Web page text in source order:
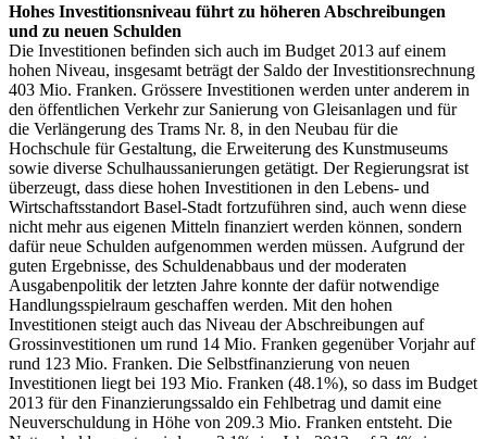
Hohes Investitionsniveau führt zu höheren Abschreibungen
und zu neuen Schulden
Die Investitionen befinden sich auch im Budget 2013 auf einem
hohen Niveau, insgesamt beträgt der Saldo der Investitionsrechnung
403 Mio. Franken. Grössere Investitionen werden unter anderem in
den öffentlichen Verkehr zur Sanierung von Gleisanlagen und für
die Verlängerung des Trams Nr. 8, in den Neubau für die
Hochschule für Gestaltung, die Erweiterung des Kunstmuseums
sowie diverse Schulhaussanierungen getätigt. Der Regierungsrat ist
überzeugt, dass diese hohen Investitionen in den Lebens- und
Wirtschaftsstandort Basel-Stadt fortzuführen sind, auch wenn diese
nicht mehr aus eigenen Mitteln finanziert werden können, sondern
dafür neue Schulden aufgenommen werden müssen. Aufgrund der
guten Ergebnisse, des Schuldenabbaus und der moderaten
Ausgabenpolitik der letzten Jahre konnte der dafür notwendige
Handlungsspielraum geschaffen werden. Mit den hohen
Investitionen steigt auch das Niveau der Abschreibungen auf
Grossinvestitionen um rund 14 Mio. Franken gegenüber Vorjahr auf
rund 123 Mio. Franken. Die Selbstfinanzierung von neuen
Investitionen liegt bei 193 Mio. Franken (48.1%), so dass im Budget
2013 für den Finanzierungssaldo ein Fehlbetrag und damit eine
Neuverschuldung in Höhe von 209.3 Mio. Franken entsteht. Die